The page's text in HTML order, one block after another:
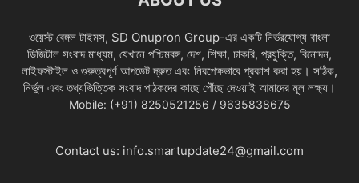
ওয়েস্ট বেঙ্গল টাইমস, SD Onupron Group-এর একটি নির্ভরযোগ্য বাংলা
ডিজিটাল সংবাদ মাধ্যম, যেখানে পশ্চিমবঙ্গ, দেশ, শিক্ষা, চাকরি, প্রযুক্তি, বিনোদন,
লাইফস্টাইল ও গুরুত্বপূর্ণ আপডেট দ্রুত এবং নিরপেক্ষভাবে প্রকাশ করা হয়। সঠিক,
নির্ভুল এবং তথ্যভিত্তিক সংবাদ পাঠকদের কাছে পৌঁছে দেওয়াই আমাদের মূল লক্ষ্য।
Mobile: (+91) 8250521256 / 9635838675
Contact us: info.smartupdate24@gmail.com